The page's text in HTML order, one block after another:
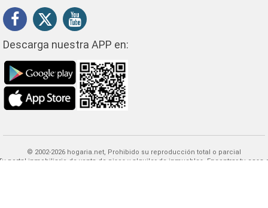
Descarga nuestra APP en:
© 2002-2026 hogaria.net, Prohibido su reproducción total o parcial
Encontrar tu casa o